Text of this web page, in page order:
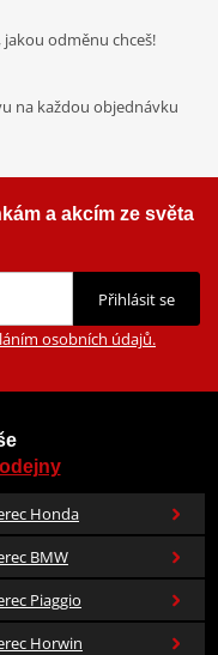
jakou odměnu chceš!
na každou objednávku
a akcím ze světa
Přihlásit se
osobních údajů.
Honda
BMW
Piaggio
Horwin